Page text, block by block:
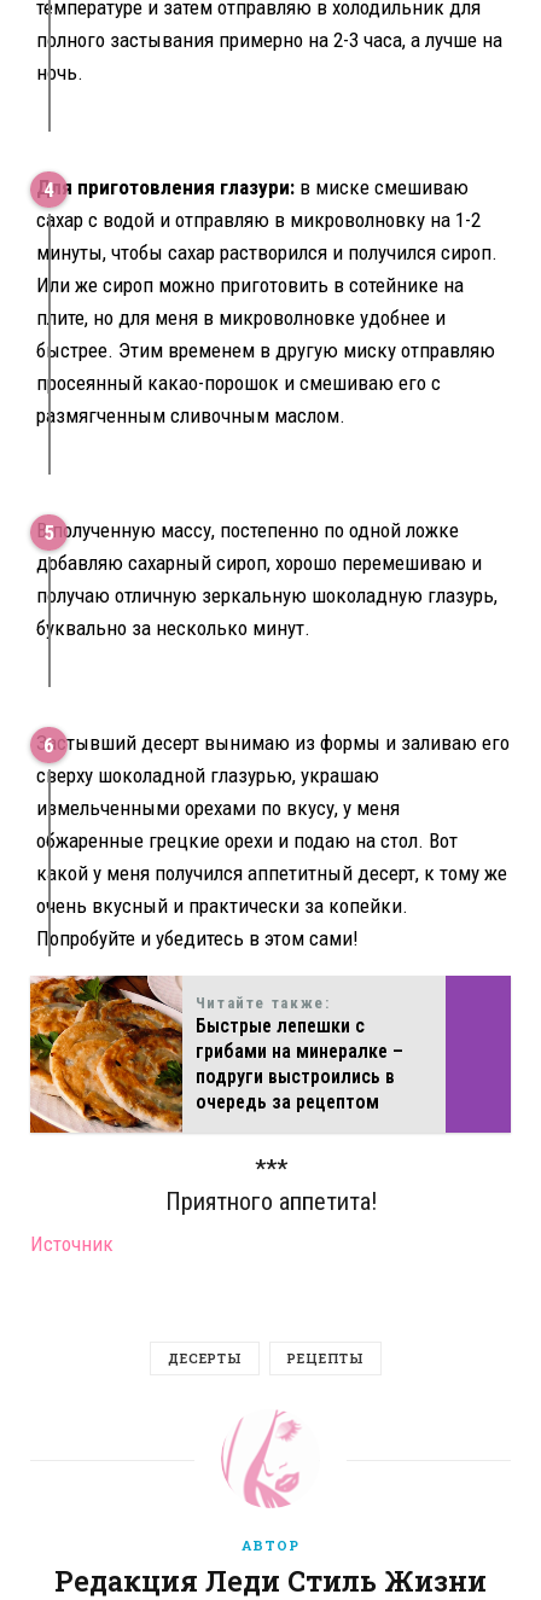
температуре и затем отправляю в холодильник для
полного застывания примерно на 2-3 часа, а лучше на
ночь.
Для приготовления глазури: в миске смешиваю
сахар с водой и отправляю в микроволновку на 1-2
минуты, чтобы сахар растворился и получился сироп.
Или же сироп можно приготовить в сотейнике на
плите, но для меня в микроволновке удобнее и
быстрее. Этим временем в другую миску отправляю
просеянный какао-порошок и смешиваю его с
размягченным сливочным маслом.
В полученную массу, постепенно по одной ложке
добавляю сахарный сироп, хорошо перемешиваю и
получаю отличную зеркальную шоколадную глазурь,
буквально за несколько минут.
Застывший десерт вынимаю из формы и заливаю его
сверху шоколадной глазурью, украшаю
измельченными орехами по вкусу, у меня
обжаренные грецкие орехи и подаю на стол. Вот
какой у меня получился аппетитный десерт, к тому же
очень вкусный и практически за копейки.
Попробуйте и убедитесь в этом сами!
Читайте также:
Быстрые лепешки с
грибами на минералке –
подруги выстроились в
очередь за рецептом
***
Приятного аппетита!
Источник
ДЕСЕРТЫ РЕЦЕПТЫ
АВТОР
Редакция Леди Стиль Жизни